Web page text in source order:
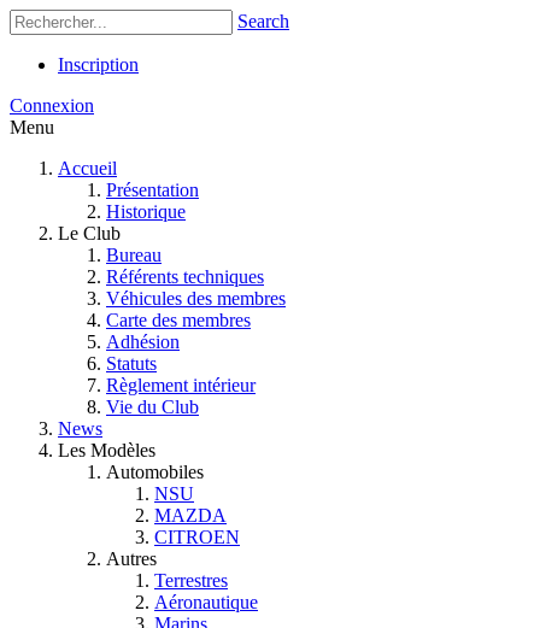
Search
Inscription
Connexion
Menu
Accueil
Présentation
Historique
Le Club
Bureau
Référents techniques
Véhicules des membres
Carte des membres
Adhésion
Statuts
Règlement intérieur
Vie du Club
News
Les Modèles
Automobiles
NSU
MAZDA
CITROEN
Autres
Terrestres
Aéronautique
Marins